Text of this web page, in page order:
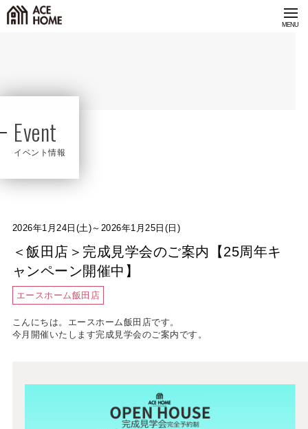
Event
イベント情報
2026年1月24日(土)～2026年1月25日(日)
＜飯田店＞完成見学会のご案内【25周年キ
ャンペーン開催中】
エースホーム飯田店
こんにちは。エースホーム飯田店です。
今月開催いたします完成見学会のご案内です。